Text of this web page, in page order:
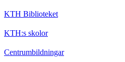
KTH Biblioteket
KTH:s skolor
Centrumbildningar